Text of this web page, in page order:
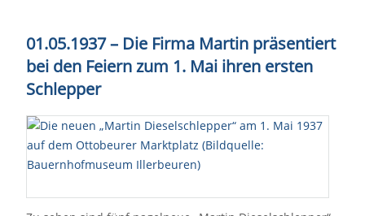
01.05.1937 – Die Firma Martin präsentiert
bei den Feiern zum 1. Mai ihren ersten
Schlepper